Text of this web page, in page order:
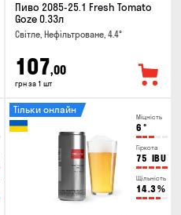
Пиво 2085-25.1 Fresh Tomato
Goze 0.33л
Світле, Нефільтроване, 4.4°
107,00
грн за 1 шт
Міцність
6 °
Гіркота
75 IBU
Щільність
14.3%
Тільки онлайн